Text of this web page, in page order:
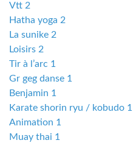
Vtt 2
Hatha yoga 2
La sunike 2
Loisirs 2
Tir à l’arc 1
Gr geg danse 1
Benjamin 1
Karate shorin ryu / kobudo 1
Animation 1
Muay thai 1